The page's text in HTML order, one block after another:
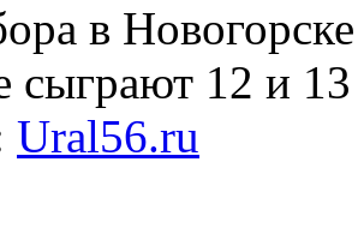
в
сыграют 12 и
Ural56.ru